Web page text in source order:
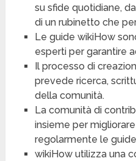
su sfide quotidiane,
di un rubinetto che
Le guide wikiHow
esperti per garantire
Il processo di
prevede ricerca,
della comunità.
La comunità di
insieme per
regolarmente le
wikiHow utilizza una